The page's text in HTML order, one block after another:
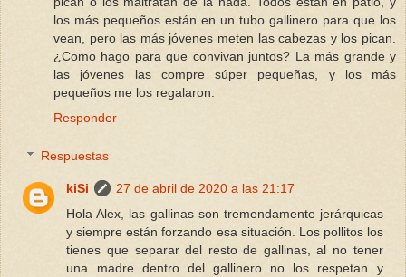
los más pequeños están en un tubo gallinero para que los
vean, pero las más jóvenes meten las cabezas y los pican.
¿Como hago para que convivan juntos? La más grande y
las jóvenes las compre súper pequeñas, y los más
pequeños me los regalaron.
Responder
Respuestas
kiSi
27 de abril de 2020 a las 21:17
Hola Alex, las gallinas son tremendamente jerárquicas
y siempre están forzando esa situación. Los pollitos los
tienes que separar del resto de gallinas, al no tener
una madre dentro del gallinero no los respetan y